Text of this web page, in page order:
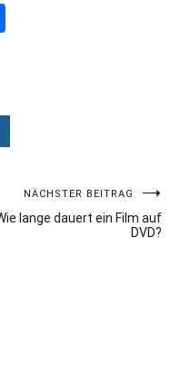
NÄCHSTER BEITRAG
lange dauert ein Film auf
DVD?